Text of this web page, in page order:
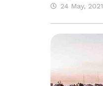
24 May, 2021